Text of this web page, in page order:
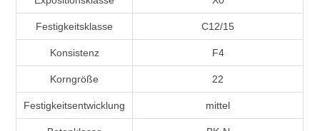
Festigkeitsklasse C12/15
Konsistenz F4
Korngröße 22
Festigkeitsentwicklung mittel